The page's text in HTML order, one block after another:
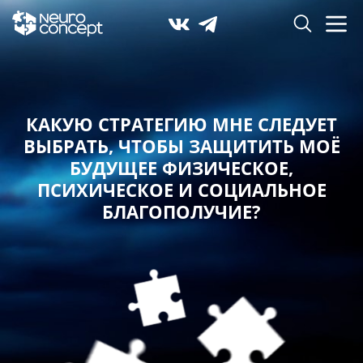
КАКУЮ СТРАТЕГИЮ МНЕ СЛЕДУЕТ
ВЫБРАТЬ,ЧТОБЫ ЗАЩИТИТЬ МОЁ
БУДУЩЕЕ ФИЗИЧЕСКОЕ,
ПСИХИЧЕСКОЕ И СОЦИАЛЬНОЕ
БЛАГОПОЛУЧИЕ?